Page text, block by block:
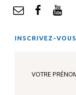
mail Facebook
INSCRIVEZ-
VOTRE